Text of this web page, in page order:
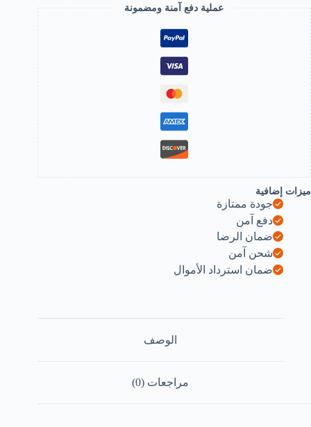
Piercing
Nose
Cuff
Clip
On
Nose
Heart
Star
Ear
Cuff
Earring
Body
Jewelry
for
Women
Girls
Jewelry-
B0DKCBHN5N
عملية دفع آمنة ومضمونة
ميزات إضافية
جودة ممتازة
دفع آمن
ضمان الرضا
شحن آمن
ضمان استرداد الأموال
الوصف
مراجعات (0)